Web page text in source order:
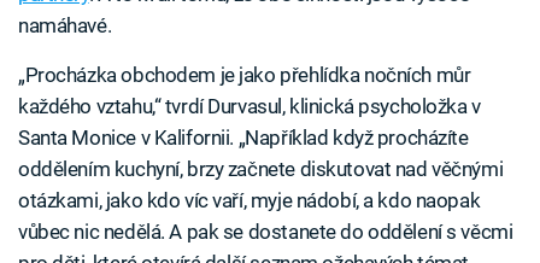
namáhavé.
„Procházka obchodem je jako přehlídka nočních můr
každého vztahu,“ tvrdí Durvasul, klinická psycholožka v
Santa Monice v Kalifornii. „Například když procházíte
oddělením kuchyní, brzy začnete diskutovat nad věčnými
otázkami, jako kdo víc vaří, myje nádobí, a kdo naopak
vůbec nic nedělá. A pak se dostanete do oddělení s věcmi